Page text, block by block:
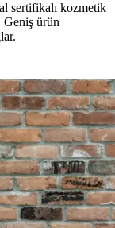
sertifikalı kozmetik
Geniş ürün